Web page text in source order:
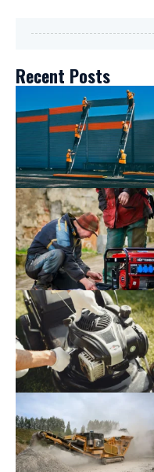
Recent Posts